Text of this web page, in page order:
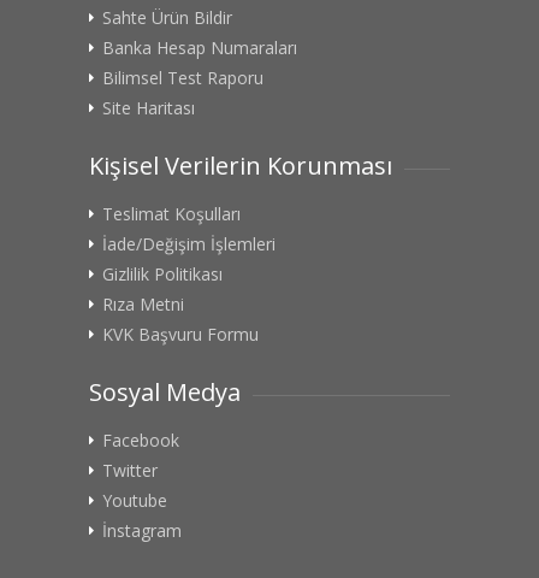
Sahte Ürün Bildir
Banka Hesap Numaraları
Bilimsel Test Raporu
Site Haritası
Kişisel Verilerin Korunması
Teslimat Koşulları
İade/Değişim İşlemleri
Gizlilik Politikası
Rıza Metni
KVK Başvuru Formu
Sosyal Medya
Facebook
Twitter
Youtube
İnstagram